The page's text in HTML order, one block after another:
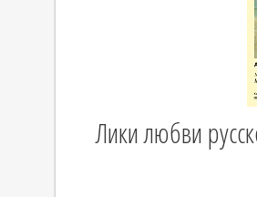
Лики любви